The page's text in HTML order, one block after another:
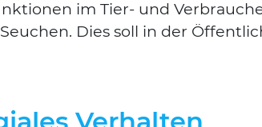
im Tier- und
Dies soll in der